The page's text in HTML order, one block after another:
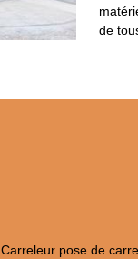
de
Carreleur pose de